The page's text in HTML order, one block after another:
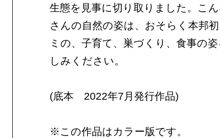
生態を見事に切り取りました。こ
さんの自然の姿は、おそらく本邦
ミの、子育て、巣づくり、食事の
しみください。
(底本 2022年7月発行作品)
※この作品はカラー版です。